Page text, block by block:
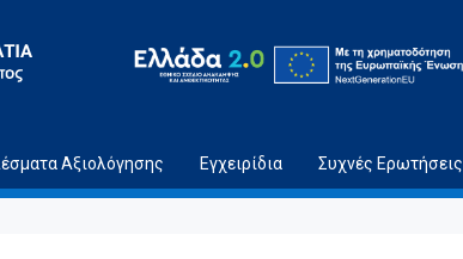
Αξιολόγησης Εγχειρίδια Συχνές Ερωτήσεις